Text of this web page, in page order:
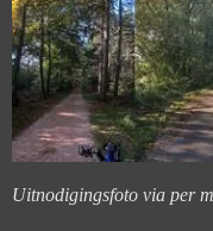
Uitnodigingsfoto via per